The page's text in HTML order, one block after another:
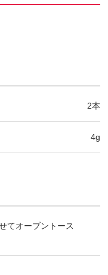
2本
4g
てオーブントース